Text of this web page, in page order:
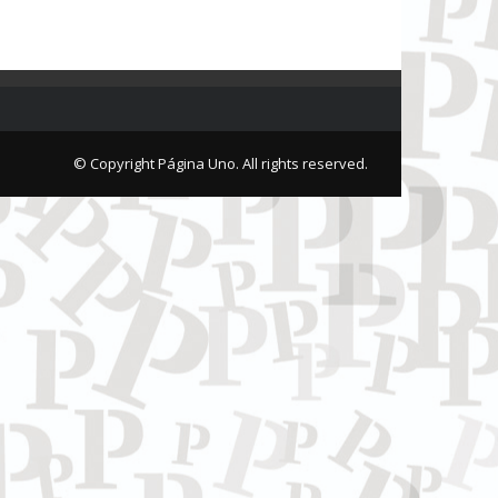
© Copyright Página Uno. All rights reserved.